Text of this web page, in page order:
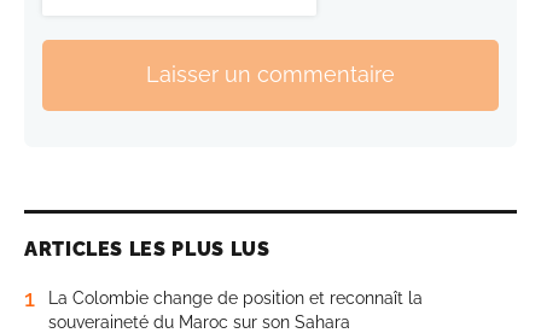
Laisser un commentaire
ARTICLES LES PLUS LUS
1
La Colombie change de position et reconnaît la
souveraineté du Maroc sur son Sahara